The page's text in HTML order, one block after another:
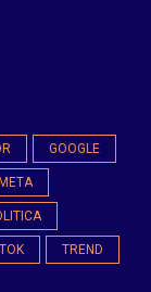
GOOGLE
META
TREND